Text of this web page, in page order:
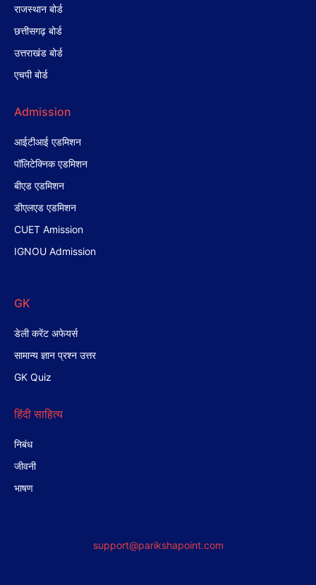
राजस्थान बोर्ड
छत्तीसगढ़ बोर्ड
उत्तराखंड बोर्ड
एचपी बोर्ड
Admission
आईटीआई एडमिशन
पॉलिटेक्निक एडमिशन
बीएड एडमिशन
डीएलएड एडमिशन
CUET Amission
IGNOU Admission
GK
डेली करेंट अफेयर्स
सामान्य ज्ञान प्रश्न उत्तर
GK Quiz
हिंदी साहित्य
निबंध
जीवनी
भाषण
support@parikshapoint.com